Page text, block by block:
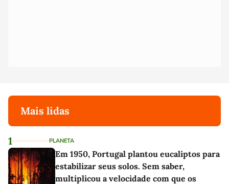
Mais lidas
1 PLANETA
Em 1950, Portugal plantou eucaliptos para
estabilizar seus solos. Sem saber,
multiplicou a velocidade com que os